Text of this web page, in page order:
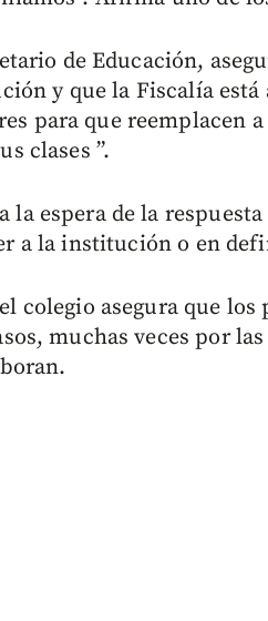
de Educación,
y que la Fiscalía está
para que reemplacen
clases ”.
la espera de la
a la institución o en
colegio asegura que
muchas veces por